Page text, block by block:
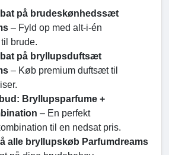
på brudeskønhedssæt
– Fyld op med alt-i-én
brude.
på bryllupsduftsæt
– Køb premium duftsæt til
Bryllupsparfume +
– En perfekt
til en nedsat pris.
alle bryllupskøb Parfumdreams